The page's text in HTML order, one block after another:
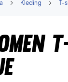
T-
Kleding